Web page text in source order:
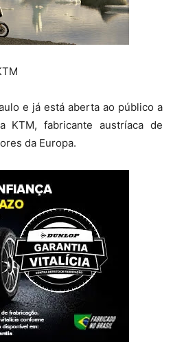
e já está aberta ao público a
KTM, fabricante austríaca de
da Europa.